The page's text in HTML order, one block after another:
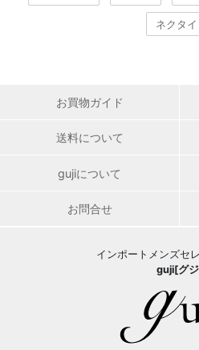
ネクタイ
お買物ガイド
送料について
gujiについて
お問合せ
インポートメンズセ
guji[グ